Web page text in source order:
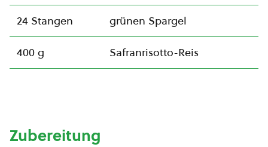
24 Stangen grünen Spargel
400 g Safranrisotto-Reis
Zubereitung